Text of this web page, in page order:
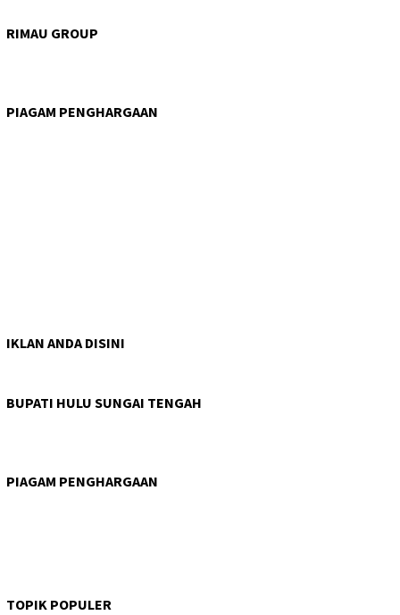
RIMAU GROUP
PIAGAM PENGHARGAAN
IKLAN ANDA DISINI
BUPATI HULU SUNGAI TENGAH
PIAGAM PENGHARGAAN
TOPIK POPULER